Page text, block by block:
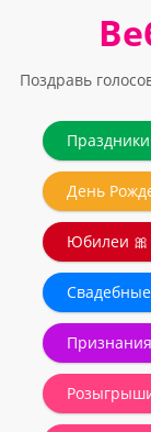
Поздравь
День
Юбилеи 🎀